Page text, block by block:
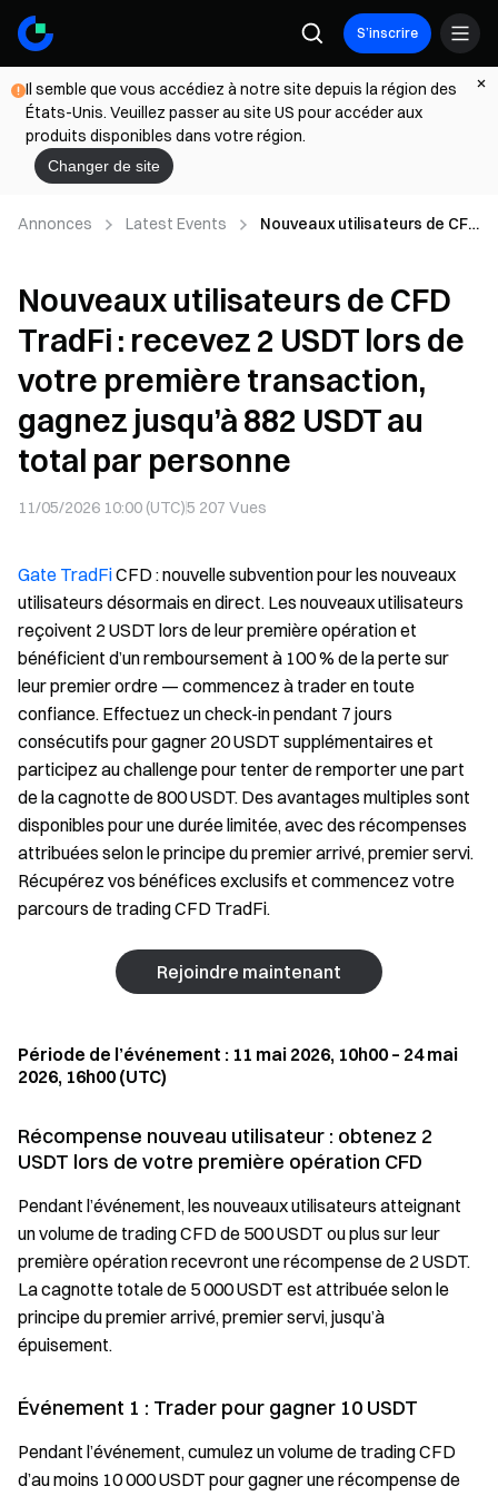
S’inscrire
Il semble que vous accédiez à notre site depuis la région des
États-Unis. Veuillez passer au site US pour accéder aux
produits disponibles dans votre région.
Changer de site
Annonces Latest Events
Nouveaux utilisateurs de CFD
transaction, gagnez jusqu’à
882 USDT au total par
personne
Nouveaux utilisateurs de CFD
TradFi : recevez 2 USDT lors de
votre première transaction,
gagnez jusqu’à 882 USDT au
total par personne
11/05/2026 10:00 (UTC)5 207 Vues
Gate TradFiCFD : nouvelle subvention pour les nouveaux
utilisateurs désormais en direct. Les nouveaux utilisateurs
reçoivent 2 USDT lors de leur première opération et
bénéficient d’un remboursement à 100 % de la perte sur
leur premier ordre — commencez à trader en toute
confiance. Effectuez un check-in pendant 7 jours
consécutifs pour gagner 20 USDT supplémentaires et
participez au challenge pour tenter de remporter une part
de la cagnotte de 800 USDT. Des avantages multiples sont
disponibles pour une durée limitée, avec des récompenses
attribuées selon le principe du premier arrivé, premier servi.
Récupérez vos bénéfices exclusifs et commencez votre
parcours de trading CFD TradFi.
Rejoindre maintenant
Période de l’événement : 11 mai 2026, 10h00 – 24 mai
2026, 16h00 (UTC)
Récompense nouveau utilisateur : obtenez 2
USDT lors de votre première opération CFD
Pendant l’événement, les nouveaux utilisateurs atteignant
un volume de trading CFD de 500 USDT ou plus sur leur
première opération recevront une récompense de 2 USDT.
La cagnotte totale de 5 000 USDT est attribuée selon le
principe du premier arrivé, premier servi, jusqu’à
épuisement.
Événement 1 : Trader pour gagner 10 USDT
Pendant l’événement, cumulez un volume de trading CFD
d’au moins 10 000 USDT pour gagner une récompense de